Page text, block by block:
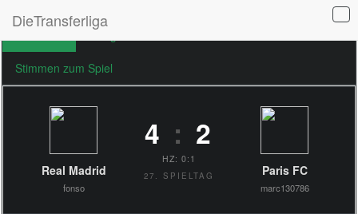
DieTransferliga
Stimmen zum Spiel
Real Madrid
fonso
4 : 2
HZ: 0:1
27. SPIELTAG Paris FC
marc130786